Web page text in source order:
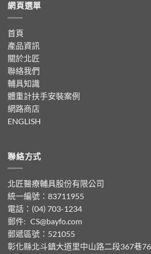
網頁選單
首頁
產品資訊
關於北匠
聯絡我們
輔具知識
體重計扶手安裝案例
網路商店
ENGLISH
聯絡方式
北匠醫療輔具股份有限公司
統一編號：83711955
電話：(04) 703-1234
郵件: CS@bayfo.com
郵遞區號：521055
彰化縣北斗鎮大道里中山路二段367巷